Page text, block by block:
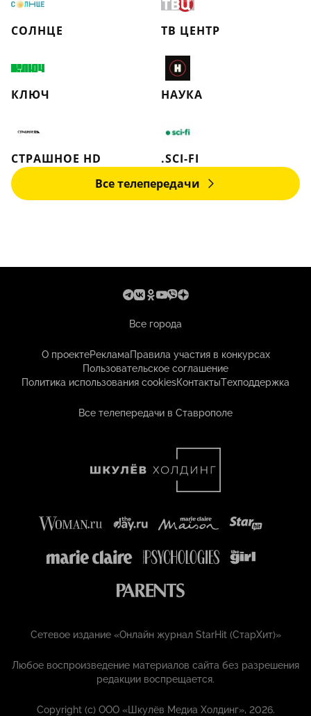
СОЛНЦЕ ТВ ЦЕНТР
КЛЮЧ НАУКА
СТРАШНОЕ HD
.SCI-FI
Все телепередачи
Все города
О проектеРекламаПравила участия в конкурсах
Пользовательское соглашение
Политика использования cookiesКонтактыТехподдержка
Все телепередачи в Ставрополе
Сетевое издание «Онлайн журнал StarHit (СтарХит)»
Любое воспроизведение материалов сайта без разрешения
редакции воспрещается.
Copyright (с) ООО «Шкулёв Медиа Холдинг», 2026.